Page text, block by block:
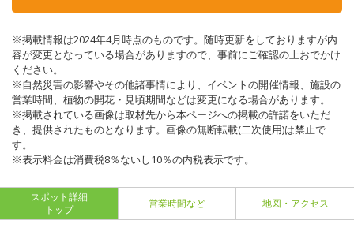
※掲載情報は2024年4月時点のものです。随時更新をしておりますが内
容が変更となっている場合がありますので、事前にご確認の上おでかけ
ください。
※自然災害の影響やその他諸事情により、イベントの開催情報、施設の
営業時間、植物の開花・見頃期間などは変更になる場合があります。
※掲載されている画像は取材先から本ページへの掲載の許諾をいただ
き、提供されたものとなります。画像の無断転載(二次使用)は禁止で
す。
※表示料金は消費税8％ないし10％の内税表示です。
スポット詳細
トップ
営業時間など 地図・アクセス